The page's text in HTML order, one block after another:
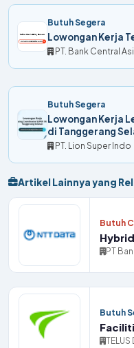
Butuh Segera
Lowongan Kerja
PT. Bank Central
Butuh Segera
Lowongan Kerja
di Tanggerang
PT. Lion Super Indo
Artikel Lainnya yang
Butuh
PT
Butuh